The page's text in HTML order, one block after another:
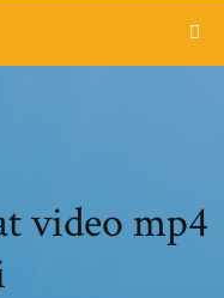
video mp4